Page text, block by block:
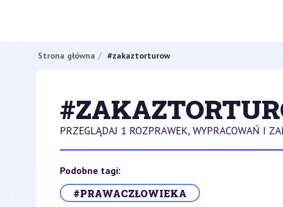
Strona główna #zakaztorturow
PRZEGLĄDAJ 1 ROZPRAWEK, WYPRACOWAŃ I
Podobne tagi:
#PRAWACZŁOWIEKA